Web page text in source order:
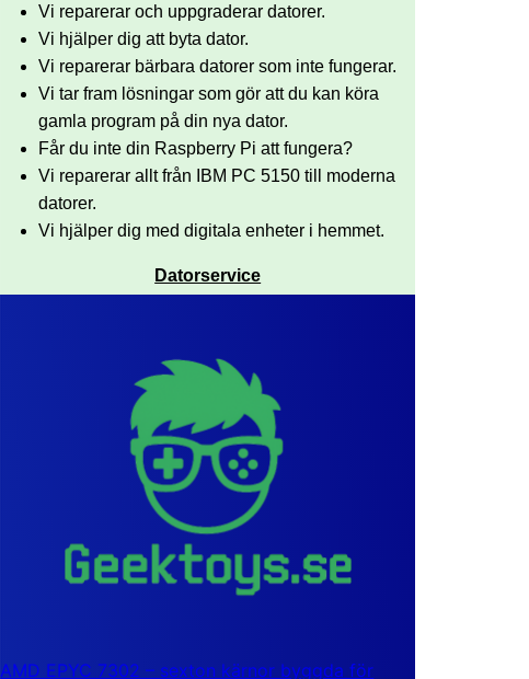
Vi reparerar och uppgraderar datorer.
Vi hjälper dig att byta dator.
Vi reparerar bärbara datorer som inte fungerar.
Vi tar fram lösningar som gör att du kan köra
gamla program på din nya dator.
Får du inte din Raspberry Pi att fungera?
Vi reparerar allt från IBM PC 5150 till moderna
datorer.
Vi hjälper dig med digitala enheter i hemmet.
Datorservice
AMD EPYC 7302 – sexton kärnor byggda för